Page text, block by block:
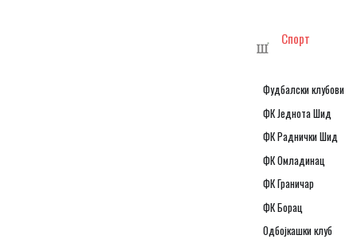
Спорт
Фудбалски клубови
ФК Једнота Шид
ФК Раднички Шид
ФК Омладинац
ФК Граничар
ФК Борац
Одбојкашки клуб